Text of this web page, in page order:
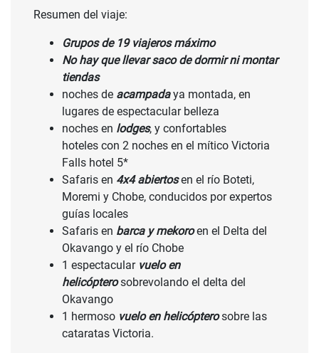
Resumen del viaje:
Grupos de 19 viajeros máximo
No hay que llevar saco de dormir ni montar
tiendas
noches de acampadaya montada, en
lugares de espectacular belleza
noches en lodges, y confortables
hoteles con 2 noches en el mítico Victoria
Falls hotel 5*
Safaris en 4x4 abiertosen el río Boteti,
Moremi y Chobe, conducidos por expertos
guías locales
Safaris en barca y mekoroen el Delta del
Okavango y el río Chobe
1 espectacular vuelo en
helicópterosobrevolando el delta del
Okavango
1 hermoso vuelo en helicópterosobre las
cataratas Victoria.